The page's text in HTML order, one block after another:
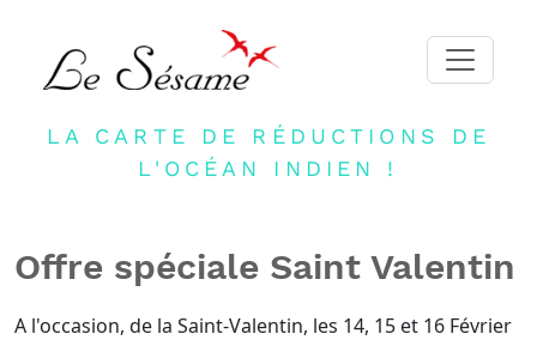
ACCUEIL
BLOG
NEWSLETTER
LA CARTE DE RÉDUCTIONS DE
L'OCÉAN INDIEN !
Offre spéciale Saint Valentin
A l'occasion, de la Saint-Valentin, les 14, 15 et 16 Février